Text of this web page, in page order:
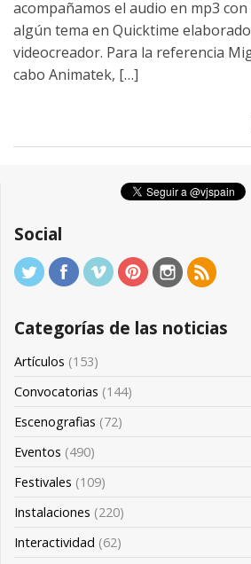
acompañamos el audio en mp3
algún tema en Quicktime
videocreador. Para la referencia
cabo Animatek, […]
Social
Categorías de las noticias
Artículos (153)
Convocatorias (144)
Escenografias (72)
Eventos (490)
Festivales (109)
Instalaciones (220)
Interactividad (62)